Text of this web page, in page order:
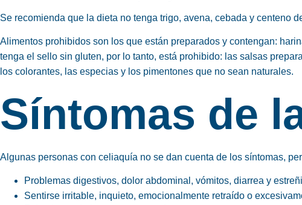
Se recomienda que la dieta no tenga trigo, avena, cebada y centeno
Alimentos prohibidos son los que están preparados y contengan:
tenga el sello sin gluten, por lo tanto, está prohibido: las salsas
los colorantes, las especias y los pimentones que no sean naturales.
Síntomas de
Algunas personas con celiaquía no se dan cuenta de los síntomas,
Problemas digestivos, dolor abdominal, vómitos, diarrea y
Sentirse irritable, inquieto, emocionalmente retraído o